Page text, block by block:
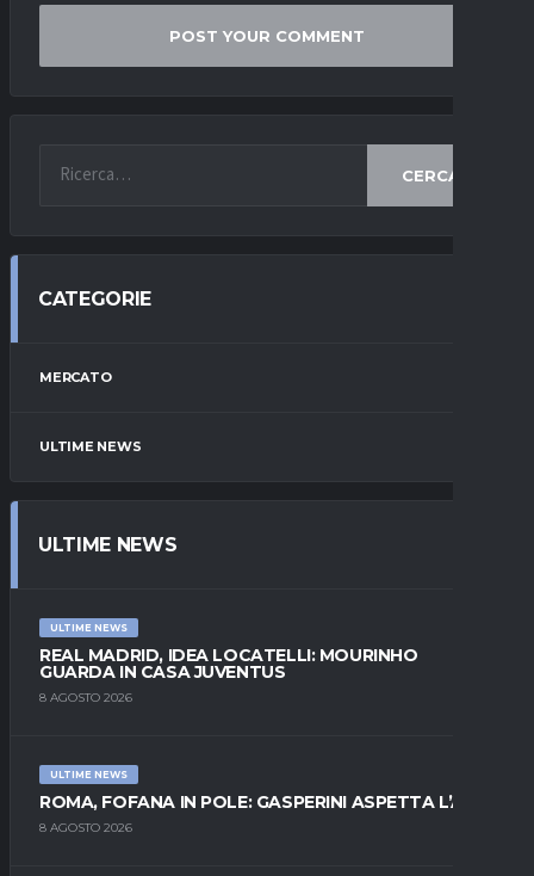
CERCA
CATEGORIE
MERCATO
ULTIME NEWS
ULTIME NEWS
ULTIME NEWS
REAL MADRID, IDEA LOCATELLI: MOURINHO
GUARDA IN CASA JUVENTUS
8 AGOSTO 2026
ULTIME NEWS
ROMA, FOFANA IN POLE: GASPERINI ASPETTA L’ALA
8 AGOSTO 2026